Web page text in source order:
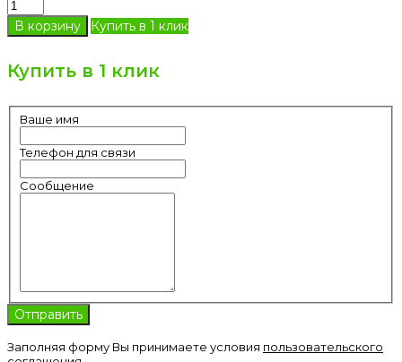
Купить в 1 клик
Купить в 1 клик
Ваше имя
Телефон для связи
Сообщение
Заполняя форму Вы принимаете условия пользовательского